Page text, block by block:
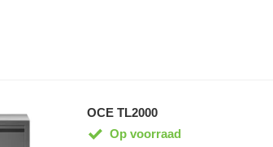
OCE TL2000
Op voorraad